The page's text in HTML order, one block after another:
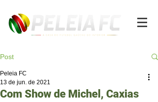
Post
Com Show de Michel, Caxias
Peleia FC
13 de jun. de 2021